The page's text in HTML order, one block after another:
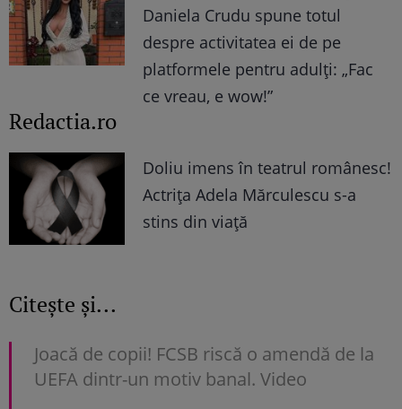
Daniela Crudu spune totul
despre activitatea ei de pe
platformele pentru adulți: „Fac
ce vreau, e wow!”
Redactia.ro
Doliu imens în teatrul românesc!
Actrița Adela Mărculescu s-a
stins din viață
Citește și...
Joacă de copii! FCSB riscă o amendă de la
UEFA dintr-un motiv banal. Video